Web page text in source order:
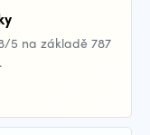
5 na základě 787